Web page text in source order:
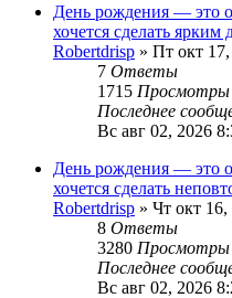
День рождения — это
хочется сделать ярким
Robertdrisp » Пт окт
7 Ответы
1715 Просмотры
Последнее
Вс авг 02, 2026
День рождения — это
хочется сделать
Robertdrisp » Чт окт
8 Ответы
3280 Просмотры
Последнее
Вс авг 02, 2026